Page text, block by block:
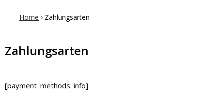
Home › Zahlungsarten
Zahlungsarten
[payment_methods_info]